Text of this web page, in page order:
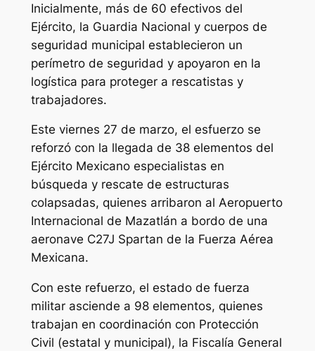
Inicialmente, más de 60 efectivos del
Ejército, la Guardia Nacional y cuerpos de
seguridad municipal establecieron un
perímetro de seguridad y apoyaron en la
logística para proteger a rescatistas y
trabajadores.
Este viernes 27 de marzo, el esfuerzo se
reforzó con la llegada de 38 elementos del
Ejército Mexicano especialistas en
búsqueda y rescate de estructuras
colapsadas, quienes arribaron al Aeropuerto
Internacional de Mazatlán a bordo de una
aeronave C27J Spartan de la Fuerza Aérea
Mexicana.
Con este refuerzo, el estado de fuerza
militar asciende a 98 elementos, quienes
trabajan en coordinación con Protección
Civil (estatal y municipal), la Fiscalía General